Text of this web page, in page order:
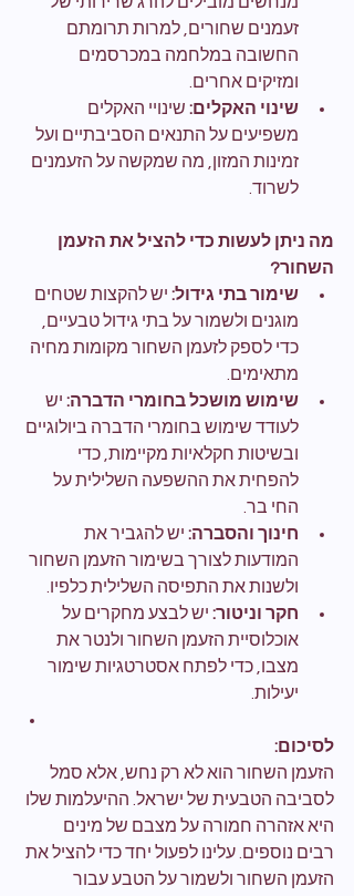
זעמנים שחורים, למרות תרומתם
החשובה במלחמה במכרסמים
ומזיקים אחרים.
שינוי האקלים: שינויי האקלים
משפיעים על התנאים הסביבתיים ועל
זמינות המזון, מה שמקשה על הזעמנים
לשרוד.
מה ניתן לעשות כדי להציל את הזעמן
השחור?
שימור בתי גידול: יש להקצות שטחים
מוגנים ולשמור על בתי גידול טבעיים,
כדי לספק לזעמן השחור מקומות מחיה
מתאימים.
שימוש מושכל בחומרי הדברה: יש
לעודד שימוש בחומרי הדברה ביולוגיים
ובשיטות חקלאיות מקיימות, כדי
להפחית את ההשפעה השלילית על
החי בר.
חינוך והסברה: יש להגביר את
המודעות לצורך בשימור הזעמן השחור
ולשנות את התפיסה השלילית כלפיו.
חקר וניטור: יש לבצע מחקרים על
אוכלוסיית הזעמן השחור ולנטר את
מצבו, כדי לפתח אסטרטגיות שימור
יעילות.
לסיכום:
הזעמן השחור הוא לא רק נחש, אלא סמל
לסביבה הטבעית של ישראל. ההיעלמות שלו
היא אזהרה חמורה על מצבם של מינים
רבים נוספים. עלינו לפעול יחד כדי להציל את
הזעמן השחור ולשמור על הטבע עבור